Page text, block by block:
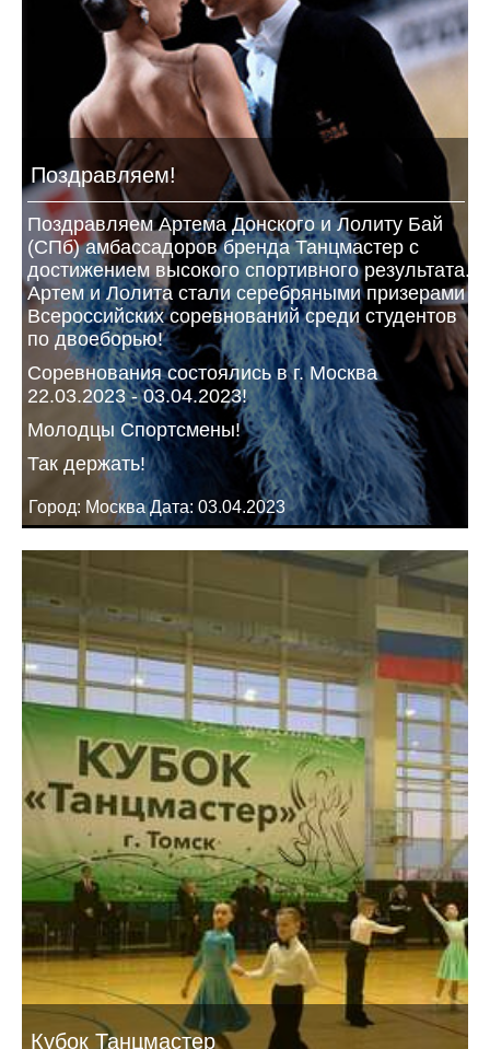
Поздравляем!
Поздравляем Артема Донского и Лолиту Бай
(СПб) амбассадоров бренда Танцмастер с
достижением высокого спортивного результата.
Артем и Лолита стали серебряными призерами
Всероссийских соревнований среди студентов
по двоеборью!
Соревнования состоялись в г. Москва
22.03.2023 - 03.04.2023!
Молодцы Спортсмены!
Так держать!
Город: Москва Дата: 03.04.2023
Кубок Танцмастер